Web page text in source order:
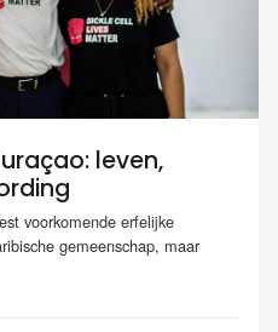
leven,
voorkomende erfelijke
gemeenschap, maar